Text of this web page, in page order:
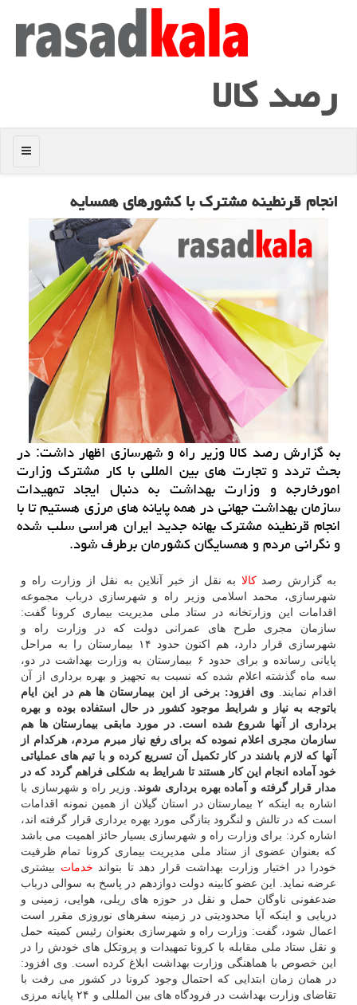
رصد كالا
منو
انجام قرنطینه مشترك با كشورهای همسایه
به گزارش رصد كالا وزیر راه و شهرسازی اظهار داشت: در
بحث تردد و تجارت های بین المللی با كار مشترك وزارت
امورخارجه و وزارت بهداشت به دنبال ایجاد تمهیدات
سازمان بهداشت جهانی در همه پایانه های مرزی هستیم تا با
انجام قرنطینه مشترك بهانه جدید ایران هراسی سلب شده
و نگرانی مردم و همسایگان كشورمان برطرف شود.
به گزارش رصدكالا به نقل از خبر آنلاین به نقل از وزارت راه و
شهرسازی، محمد اسلامی وزیر راه و شهرسازی درباب مجموعه
اقدامات این وزارتخانه در ستاد ملی مدیریت بیماری كرونا گفت:
سازمان مجری طرح های عمرانی دولت كه در وزارت راه و
شهرسازی قرار دارد، هم اكنون حدود ۱۴ بیمارستان را به مراحل
پایانی رسانده و برای حدود ۶ بیمارستان به وزارت بهداشت در دو،
سه ماه گذشته اعلام شده كه نسبت به تجهیز و بهره برداری از آن
اقدام نمایند.وی افزود: برخی از این بیمارستان ها هم در این ایام
باتوجه به نیاز و شرایط موجود كشور در حال استفاده بوده و بهره
برداری از آنها شروع شده است. در مورد مابقی بیمارستان ها هم
سازمان مجری اعلام نموده كه برای رفع نیاز مبرم مردم، هركدام از
آنها كه لازم باشند در كار تكمیل آن تسریع كرده و با تیم های عملیاتی
خود آماده انجام این كار هستند تا شرایط به شكلی فراهم گردد كه در
مدار قرار گرفته و آماده بهره برداری شوند.وزیر راه و شهرسازی با
اشاره به اینكه ۲ بیمارستان در استان گیلان از همین نمونه اقدامات
است كه در تالش و لنگرود بتازگی مورد بهره برداری قرار گرفته اند،
اشاره كرد: برای وزارت راه و شهرسازی بسیار حائز اهمیت می باشد
كه بعنوان عضوی از ستاد ملی مدیریت بیماری كرونا تمام ظرفیت
خودرا در اختیار وزارت بهداشت قرار دهد تا بتواند خدمات بیشتری
عرضه نماید. این عضو كابینه دولت دوازدهم در پاسخ به سوالی درباب
ضدعفونی ناوگان حمل و نقل در حوزه های ریلی، هوایی، زمینی و
دریایی و اینكه آیا محدودیتی در زمینه سفرهای نوروزی مقرر است
اعمال شود، گفت: وزارت راه و شهرسازی بعنوان رئیس كمیته حمل
و نقل ستاد ملی مقابله با كرونا تمهیدات و پروتكل های خودش را در
این خصوص با هماهنگی وزارت بهداشت ابلاغ كرده است. وی افزود:
در همان زمان ابتدایی كه احتمال وجود كرونا در كشور می رفت با
تقاضای وزارت بهداشت در فرودگاه های بین المللی و ۲۴ پایانه مرزی